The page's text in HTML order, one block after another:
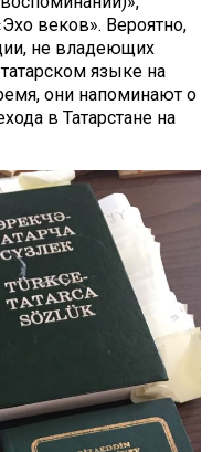
веков». Вероятно,
не владеющих
языке на
они напоминают о
в Татарстане на